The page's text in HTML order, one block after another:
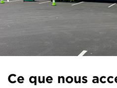
Ce que nous